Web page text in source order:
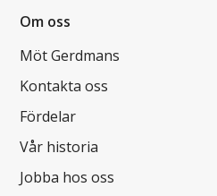
Om oss
Möt Gerdmans
Kontakta oss
Fördelar
Vår historia
Jobba hos oss